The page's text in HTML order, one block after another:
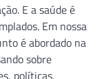
E a saúde é
Em nossa
é abordado na
sobre
políticas,